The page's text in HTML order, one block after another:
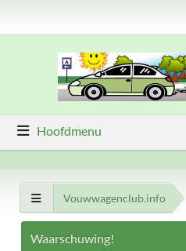
Hoofdmenu
Vouwwagenclub.info
Waarschuwing!